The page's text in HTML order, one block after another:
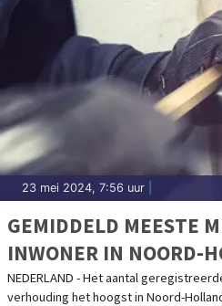
23 mei 2024, 7:56 uur
GEMIDDELD MEESTE
INWONER IN NOORD-
FRIESLAND DE MINSTE
NEDERLAND - Het aantal
verhouding het hoogst in Noord-